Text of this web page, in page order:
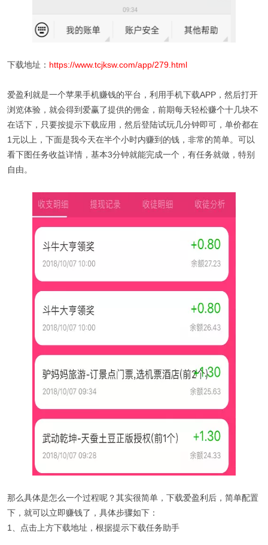
下载地址： https://www.tcjksw.com/app/279.html
爱盈利就是一个苹果手机赚钱的平台，利用手机下载APP，然后打开
浏览体验，就会得到爱赢了提供的佣金，前期每天轻松赚个十几块不
在话下，只要按提示下载应用，然后登陆试玩几分钟即可，单价都在
1元以上，下面是我今天在半个小时内赚到的钱，非常的简单。可以
看下图任务收益详情，基本3分钟就能完成一个，有任务就做，特别
自由。
那么具体是怎么一个过程呢？其实很简单，下载爱盈利后，简单配置
下，就可以立即赚钱了，具体步骤如下：
1、点击上方下载地址，根据提示下载任务助手